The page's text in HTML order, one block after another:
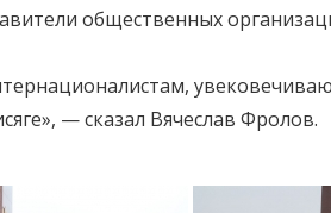
общественных
— сказал Вячеслав Фролов.